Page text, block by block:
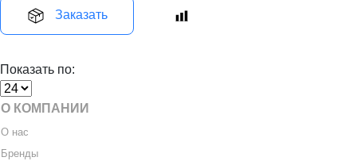
Заказать
Показать по:
О КОМПАНИИ
О нас
Бренды